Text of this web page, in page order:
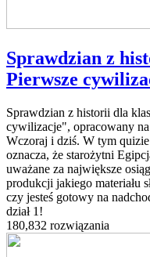
Sprawdzian z
Pierwsze
Sprawdzian z historii dla
cywilizacje", opracowany
Wczoraj i dziś. W tym
oznacza, że starożytni
uważane za największe
produkcji jakiego materiału
czy jesteś gotowy na
dział 1!
180,832 rozwiązania